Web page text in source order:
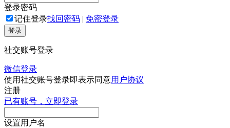
登录密码
记住登录找回密码 | 免密登录
登录
社交账号登录
微信登录
使用社交账号登录即表示同意用户协议
注册
已有账号，立即登录
设置用户名